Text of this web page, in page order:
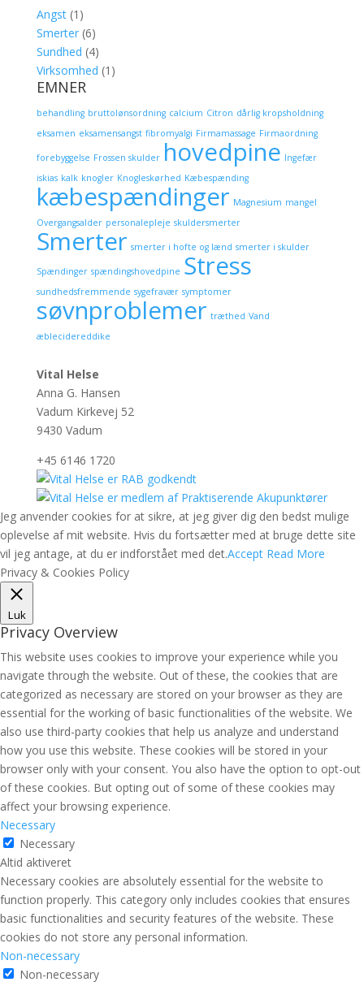
Angst(1)
Smerter(6)
Sundhed (4)
Virksomhed (1)
EMNER
behandling bruttolønsordning calcium Citron dårlig kropsholdning
eksamen eksamensangst fibromyalgi Firmamassage Firmaordning
forebyggelse Frossen skulder hovedpine Ingefær
iskias kalk knogler Knogleskørhed Kæbespænding
kæbespændinger Magnesium mangel
Overgangsalder personalepleje skuldersmerter
Smerter smerter i hofte og lænd smerter i skulder
Spændinger spændingshovedpine Stress
sundhedsfremmende sygefravær symptomer
søvnproblemer træthed Vand
æblecidereddike
Vital Helse
Anna G. Hansen
Vadum Kirkevej 52
9430 Vadum
+45 6146 1720
Jeg anvender cookies for at sikre, at jeg giver dig den bedst mulige
oplevelse af mit website. Hvis du fortsætter med at bruge dette site
vil jeg antage, at du er indforstået med det.Accept Read More
Privacy & Cookies Policy
Luk
Privacy Overview
This website uses cookies to improve your experience while you
navigate through the website. Out of these, the cookies that are
categorized as necessary are stored on your browser as they are
essential for the working of basic functionalities of the website. We
also use third-party cookies that help us analyze and understand
how you use this website. These cookies will be stored in your
browser only with your consent. You also have the option to opt-out
of these cookies. But opting out of some of these cookies may
affect your browsing experience.
Necessary
Necessary
Altid aktiveret
Necessary cookies are absolutely essential for the website to
function properly. This category only includes cookies that ensures
basic functionalities and security features of the website. These
cookies do not store any personal information.
Non-necessary
Non-necessary